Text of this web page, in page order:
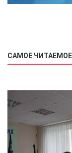
САМОЕ ЧИТАЕМОЕ